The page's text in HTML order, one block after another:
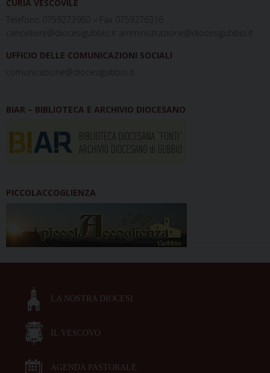
CURIA VESCOVILE
Telefono 0759273980 – Fax 0759276316
cancelliere@diocesigubbio.it amministrazione@diocesigubbio.it
UFFICIO DELLE COMUNICAZIONI SOCIALI
comunicazione@diocesigubbio.it
BIAR – BIBLIOTECA E ARCHIVIO DIOCESANO
PICCOLACCOGLIENZA
LA NOSTRA DIOCESI
IL VESCOVO
AGENDA PASTORALE